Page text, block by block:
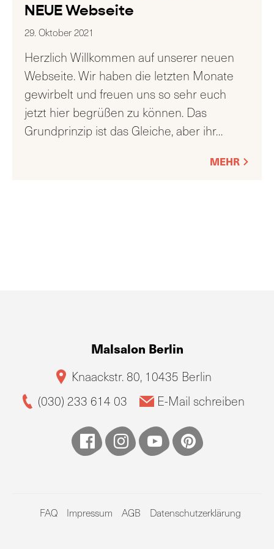
NEUE Webseite
29. Oktober 2021
Herzlich Willkommen auf unserer neuen
Webseite. Wir haben die letzten Monate
gewirbelt und freuen uns so sehr euch
jetzt hier begrüßen zu können. Das
Grundprinzip ist das Gleiche, aber ihr…
MEHR
Malsalon Berlin
Knaackstr. 80, 10435 Berlin
(030) 233 614 03
E-Mail schreiben
FAQ Impressum AGB Datenschutzerklärung